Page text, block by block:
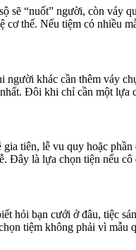
sẽ “nuốt” người, còn váy
thể. Nếu tiệm có nhiều
khác cần thêm váy
Đôi khi chỉ cần một
tiên, lễ vu quy hoặc
Đây là lựa chọn tiện nếu
hỏi bạn cưới ở đâu, tiệc
tiệm không phải vì mẫu